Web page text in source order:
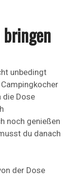
bringen
unbedingt
die Dose
noch genießen
du danach
der Dose